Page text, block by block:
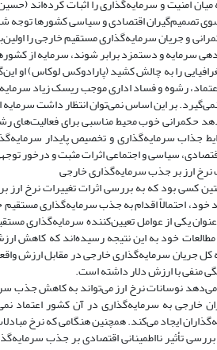
تصمیم‌گیران اقتصادی و سیاسی کشورها توجه
سرمایه و دستمزد برابر شوند، سرمایه از
را به چالش کشید (پارادوکس لوکاس) او
رشوه و فساد اداری موجب ریسک زیاد
بر این اساس نمی‌توان انتظار داشت سرمایه
حکمرانی خوب محیط مناسبی برای
جذاب سرمایه‌گذاری و تخصیص پایدار
سیاسی و اجتماعی اثرات مثبت و درخور
، نخستین کسی بود که به بررسی اثرات
(1991)، در مطالعات خود به این نتیجه رسیده‌اند
کل جریان سرمایه‌گذاری خارجی در مقابل ارزش
منفی با ارزش دلار داشته است.
می‌دهد نوسانات نرخ ارز می‌تواند به کاهش جذب
خارجی به سرمایه‌گذاری در آن کشور اعتماد
ایجاد می‌کند. همچنین هنگامی که نرخ
بررسی تأثیر نااطمینانی اقتصادی بر جذب